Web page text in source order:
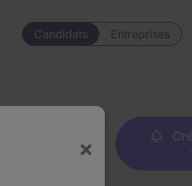
Candidats Entreprises
×